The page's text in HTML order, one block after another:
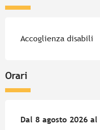
Accoglienza disabili
Orari
Dal 8 agosto 2026 al
Dal 8 agosto 2026 al